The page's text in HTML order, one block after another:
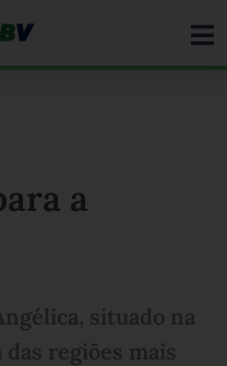
a
situado na
regiões mais